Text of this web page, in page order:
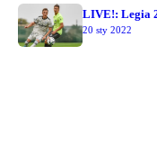
LIVE!: Legia
20 sty 2022